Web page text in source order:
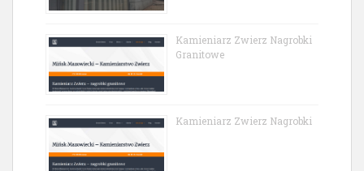
Kamieniarz Zwierz Nagrobki
Granitowe
Kamieniarz Zwierz Nagrobki